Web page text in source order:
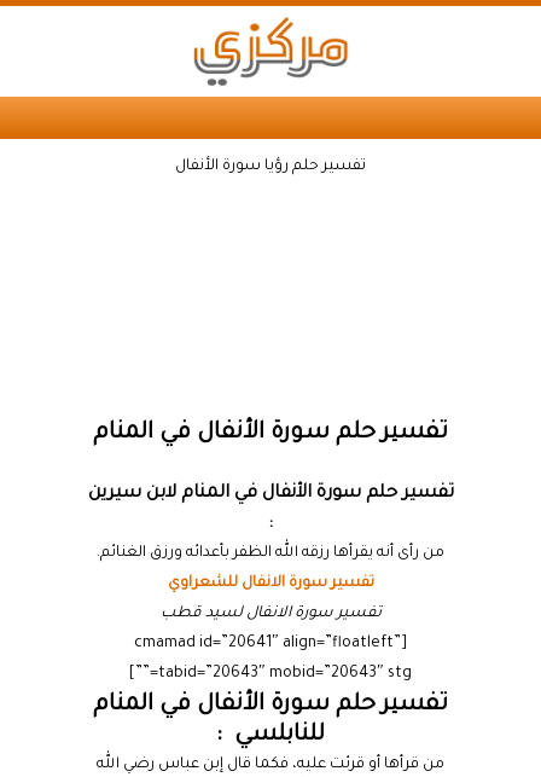
تفسير حلم رؤيا سورة الأنفال
تفسير حلم سورة الأنفال في المنام
تفسير حلم سورة الأنفال في المنام لابن سيرين
:
من رأى أنه يقرأها رزقه الله الظفر بأعدائه ورزق الغنائم.
تفسير سورة الانفال للشعراوي
تفسير سورة الانفال لسيد قطب
[cmamad id=”20641″ align=”floatleft”
tabid=”20643″ mobid=”20643″ stg=””]
تفسير حلم سورة الأنفال في المنام
للنابلسي :
من قرأها أو قرئت عليه، فكما قال إبن عباس رضي الله